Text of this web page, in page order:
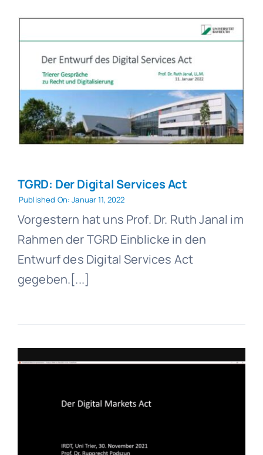
TGRD: Der Digital Services Act
Published On: Januar 11, 2022
Vorgestern hat uns Prof. Dr. Ruth Janal im
Rahmen der TGRD Einblicke in den
Entwurf des Digital Services Act
gegeben.[...]